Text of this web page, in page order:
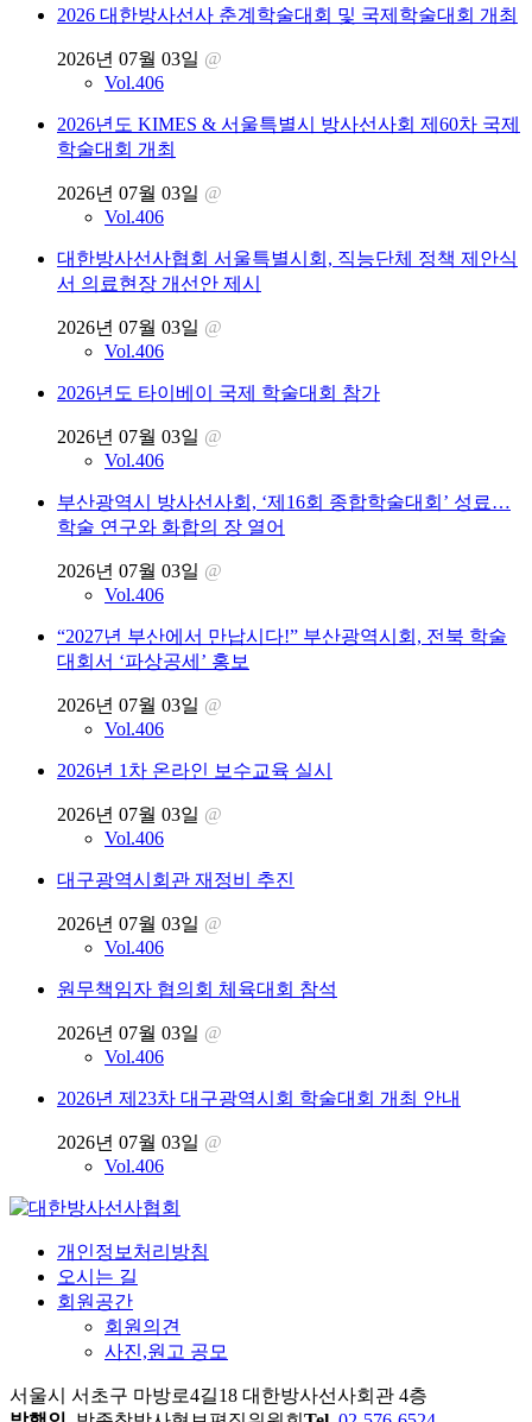
2026 대한방사선사 춘계학술대회 및 국제학술대회 개최
2026년 07월 03일 @
Vol.406
2026년도 KIMES & 서울특별시 방사선사회 제60차 국제
학술대회 개최
2026년 07월 03일 @
Vol.406
대한방사선사협회 서울특별시회, 직능단체 정책 제안식
서 의료현장 개선안 제시
2026년 07월 03일 @
Vol.406
2026년도 타이베이 국제 학술대회 참가
2026년 07월 03일 @
Vol.406
부산광역시 방사선사회, ‘제16회 종합학술대회’ 성료…
학술 연구와 화합의 장 열어
2026년 07월 03일 @
Vol.406
“2027년 부산에서 만납시다!” 부산광역시회, 전북 학술
대회서 ‘파상공세’ 홍보
2026년 07월 03일 @
Vol.406
2026년 1차 온라인 보수교육 실시
2026년 07월 03일 @
Vol.406
대구광역시회관 재정비 추진
2026년 07월 03일 @
Vol.406
원무책임자 협의회 체육대회 참석
2026년 07월 03일 @
Vol.406
2026년 제23차 대구광역시회 학술대회 개최 안내
2026년 07월 03일 @
Vol.406
개인정보처리방침
오시는 길
회원공간
회원의견
사진,원고 공모
서울시 서초구 마방로4길18 대한방사선사회관 4층